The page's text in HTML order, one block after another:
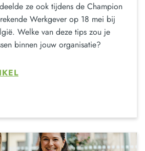
ze ook tijdens de Champion
Werkgever op 18 mei bij
Welke van deze tips zou je
binnen jouw organisatie?